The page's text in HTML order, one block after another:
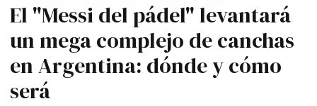
El "Messi del pádel" levantará
un mega complejo de canchas
en Argentina: dónde y cómo
será